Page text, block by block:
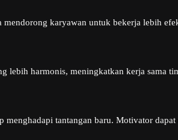
karyawan untuk bekerja lebih
harmonis, meningkatkan kerja sama
tantangan baru. Motivator